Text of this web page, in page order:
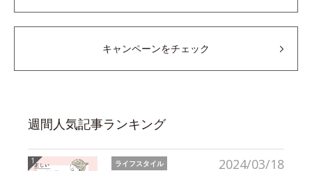
キャンペーンをチェック
週間人気記事ランキング
2024/03/18
ライフスタイル